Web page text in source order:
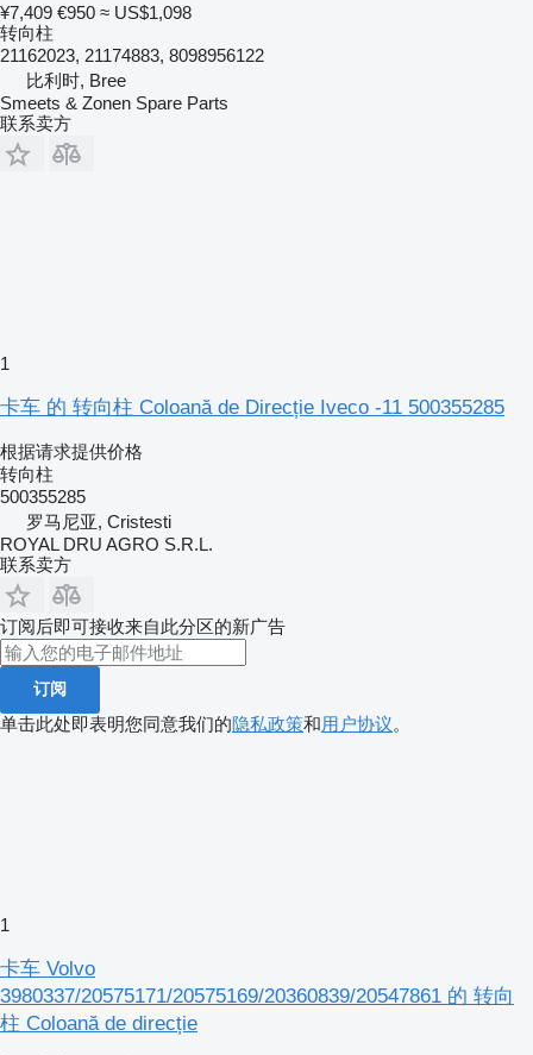
¥7,409 €950 ≈ US$1,098
转向柱
21162023, 21174883, 8098956122
比利时, Bree
Smeets & Zonen Spare Parts
联系卖方
1
卡车 的 转向柱 Coloană de Direcție Iveco -11 500355285
根据请求提供价格
转向柱
500355285
罗马尼亚, Cristesti
ROYAL DRU AGRO S.R.L.
联系卖方
订阅后即可接收来自此分区的新广告
订阅
单击此处即表明您同意我们的隐私政策和用户协议。
1
卡车 Volvo
3980337/20575171/20575169/20360839/20547861 的 转向
柱 Coloană de direcție